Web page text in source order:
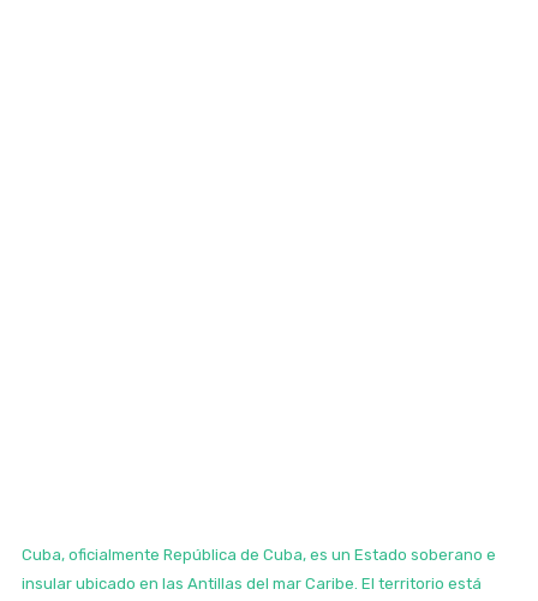
Cuba, oficialmente República de Cuba, es un Estado soberano e
insular ubicado en las Antillas del mar Caribe. El territorio está